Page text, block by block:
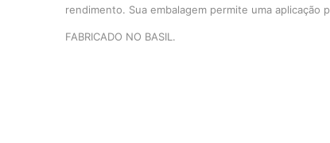
rendimento. Sua embalagem permite uma
FABRICADO NO BASIL.